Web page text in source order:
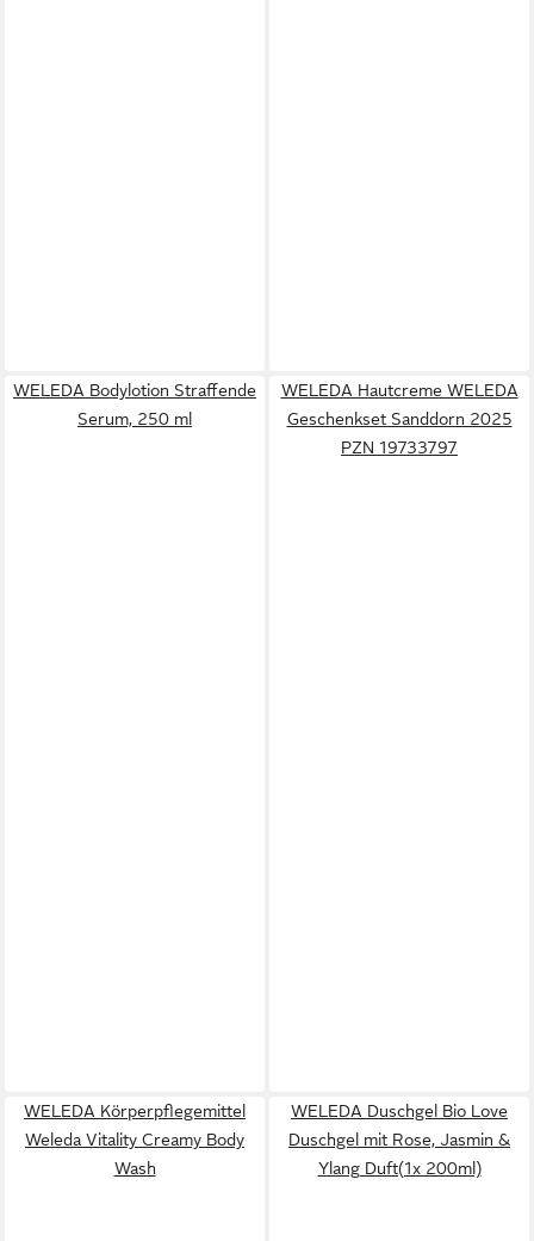
WELEDA Bodylotion Straffende
Serum, 250 ml
WELEDA Hautcreme WELEDA
Geschenkset Sanddorn 2025
PZN 19733797
WELEDA Körperpflegemittel
Weleda Vitality Creamy Body
Wash
WELEDA Duschgel Bio Love
Duschgel mit Rose, Jasmin &
Ylang Duft(1x 200ml)